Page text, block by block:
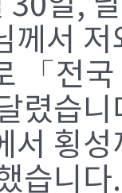
께서
「전
렸습니
서 횡
습니